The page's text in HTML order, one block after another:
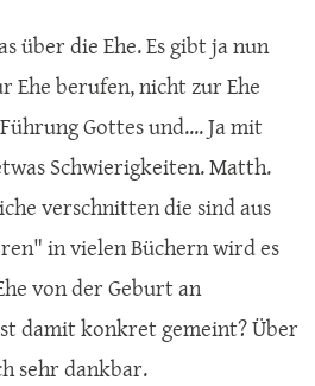
über die Ehe. Es gibt ja nun
Ehe berufen, nicht zur Ehe
Gottes und.... Ja mit
Schwierigkeiten. Matth.
verschnitten die sind aus
in vielen Büchern wird es
von der Geburt an
damit konkret gemeint? Über
sehr dankbar.